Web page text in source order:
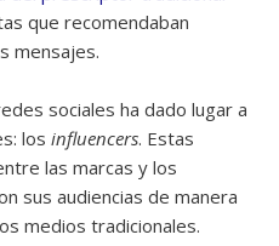
que recomendaban
mensajes.
sociales ha dado lugar a
los influencers. Estas
las marcas y los
sus audiencias de manera
medios tradicionales.